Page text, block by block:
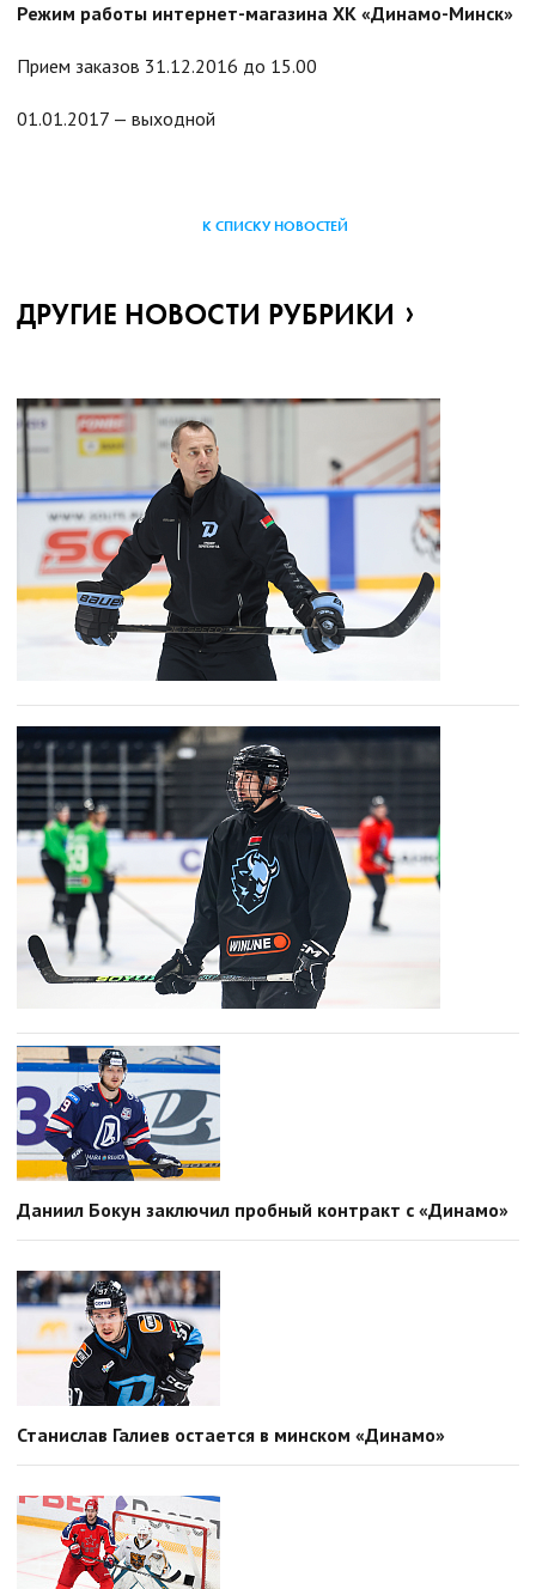
Режим работы интернет-магазина ХК «Динамо-Минск»
Прием заказов 31.12.2016 до 15.00
01.01.2017 — выходной
К СПИСКУ НОВОСТЕЙ
ДРУГИЕ НОВОСТИ РУБРИКИ
Даниил Бокун заключил пробный контракт с «Динамо»
Станислав Галиев остается в минском «Динамо»